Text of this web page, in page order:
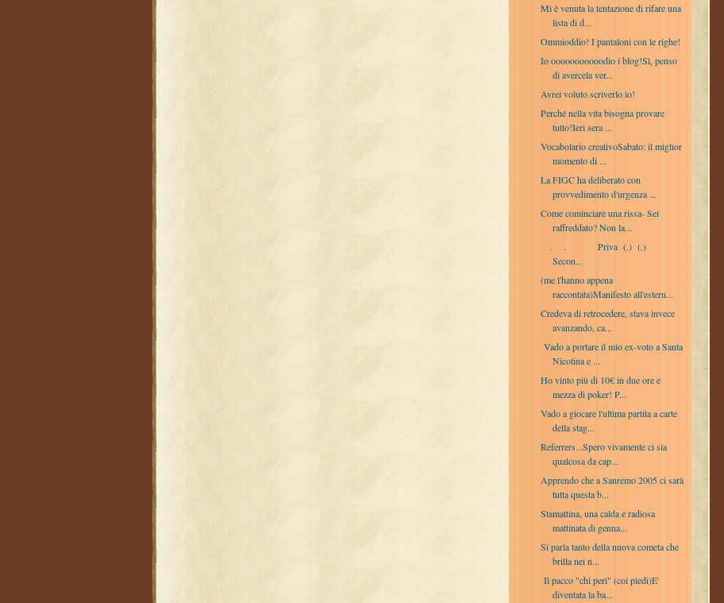
Mi è venuta la tentazione di rifare una
lista di d...
Ommioddio! I pantaloni con le righe!
Io ooooooooooodio i blog!Sì, penso
di avercela ver...
Avrei voluto scriverlo io!
Perché nella vita bisogna provare
tutto!Ieri sera ...
Vocabolario creativoSabato: il miglior
momento di ...
La FIGC ha deliberato con
provvedimento d'urgenza ...
Come cominciare una rissa- Sei
raffreddato? Non la...
. . Priva (.) (.)
Secon...
(me l'hanno appena
raccontata)Manifesto all'estern...
Credeva di retrocedere, stava invece
avanzando, ca...
Vado a portare il mio ex-voto a Santa
Nicotina e ...
Ho vinto più di 10€ in due ore e
mezza di poker! P...
Vado a giocare l'ultima partita a carte
della stag...
Referrers...Spero vivamente ci sia
qualcosa da cap...
Apprendo che a Sanremo 2005 ci sarà
tutta questa b...
Stamattina, una calda e radiosa
mattinata di genna...
Si parla tanto della nuova cometa che
brilla nei n...
Il pacco "chi peri" (coi piedi)E'
diventata la ba...